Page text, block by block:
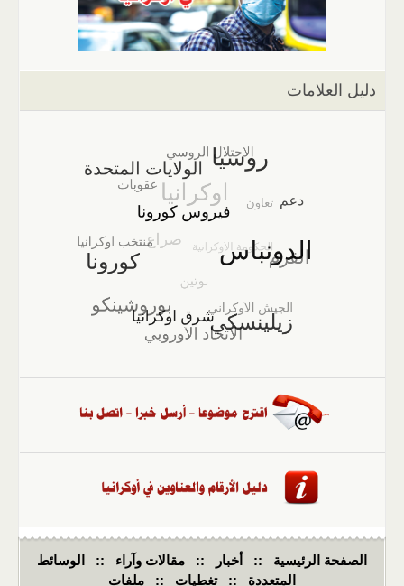
دليل العلامات
الصفحة الرئيسية :: أخبار :: مقالات وآراء ::
الوسائط
المتعددة
:: تغطيات :: ملفات